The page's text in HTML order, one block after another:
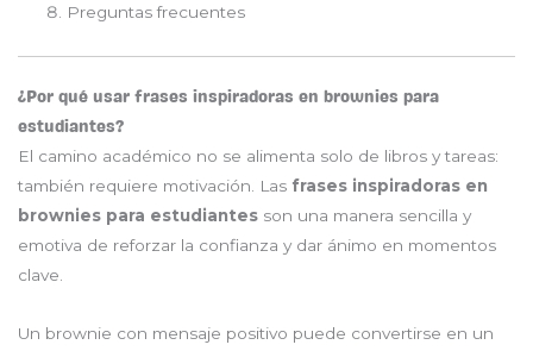
Preguntas frecuentes
¿Por qué usar frases inspiradoras en brownies para
estudiantes?
El camino académico no se alimenta solo de libros y tareas:
también requiere motivación. Las frases inspiradoras en
brownies para estudiantes son una manera sencilla y
emotiva de reforzar la confianza y dar ánimo en momentos
clave.
Un brownie con mensaje positivo puede convertirse en un